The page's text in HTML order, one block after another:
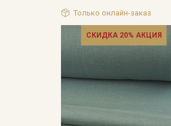
Только онлайн-заказ
СКИДКА 20% АКЦИЯ